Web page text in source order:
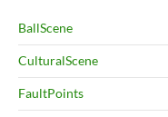
BallScene
CulturalScene
FaultPoints